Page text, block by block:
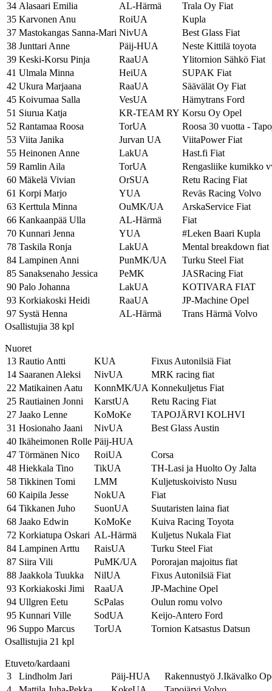
34 Alasaari Emilia AL-Härmä
Trala Oy Fiat
35 Karvonen Anu RoiUA
Kupla
37 Mastokangas Sanna-Mari NivUA
Best Glass Fiat
38 Junttari Anne Päij-HUA
Neste Kittilä toyota
39 Keski-Korsu Pinja RaaUA
Ylitornion Sähkö Fiat
41 Ulmala Minna HeiUA
SUPAK Fiat
42 Ukura Marjaana RaaUA
Säävälät Oy Fiat
45 Koivumaa Salla VesUA
Hämytrans Ford
51 Siurua Katja KR-TEAM RY Korsu Oy Opel
52 Rantamaa Roosa TorUA
Roosa 30 vuotta -
53 Viita Janika Jurvan UA
ViitaPower Fiat
55 Heinonen Anne LakUA
Hast.fi Fiat
59 Ramlin Aila TorUA
Rengasliike kumikko
60 Mäkelä Vivian OrSUA
Retu Racing Fiat
61 Korpi Marjo YUA
Reväs Racing Volvo
63 Kerttula Minna OuMK/UA
ArskaService Fiat
66 Kankaanpää Ulla AL-Härmä
Fiat
70 Kunnari Jenna YUA
#Leken Baari Kupla
78 Taskila Ronja LakUA
Mental breakdown fiat
84 Lampinen Anni PunMK/UA
Turku Steel Fiat
85 Sanaksenaho Jessica PeMK
JASRacing Fiat
90 Palo Johanna LakUA
KOTIVARA FIAT
93 Korkiakoski Heidi RaaUA
JP-Machine Opel
97 Systä Henna AL-Härmä
Trans Härmä Volvo
Osallistujia 38 kpl
Nuoret
13 Rautio Antti KUA
Fixus Autonilsiä Fiat
14 Saaranen Aleksi NivUA
MRK racing fiat
22 Matikainen Aatu KonnMK/UA Konnekuljetus Fiat
25 Rautiainen Jonni KarstUA
Retu Racing Fiat
27 Jaako Lenne KoMoKe
TAPOJÄRVI KOLHVI
31 Hosionaho Jaani NivUA
Best Glass Austin
40 Ikäheimonen Rolle Päij-HUA
47 Törmänen Nico RoiUA
Corsa
48 Hiekkala Tino TikUA
TH-Lasi ja Huolto Oy Jalta
58 Tikkinen Tomi LMM
Kuljetuskoivisto Nusu
60 Kaipila Jesse NokUA
Fiat
64 Tikkanen Juho SuonUA
Suutaristen laina fiat
68 Jaako Edwin KoMoKe
Kuiva Racing Toyota
72 Korkiatupa Oskari AL-Härmä
Kuljetus Nukala Fiat
84 Lampinen Arttu RaisUA
Turku Steel Fiat
87 Siira Vili PuMK/UA
Pororajan majoitus fiat
88 Jaakkola Tuukka NilUA
Fixus Autonilsiä Fiat
93 Korkiakoski Jimi RaaUA
JP-Machine Opel
94 Ullgren Eetu ScPalas
Oulun romu volvo
95 Kunnari Ville SodUA
Keijo-Antero Ford
96 Suppo Marcus TorUA
Tornion Katsastus Datsun
Osallistujia 21 kpl
Etuveto/kardaani
3
Lindholm Jari Päij-HUA
Rakennustyö J.Ikävalko